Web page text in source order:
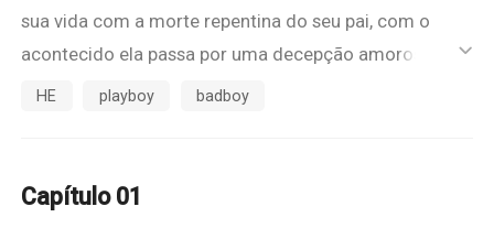
sua vida com a morte repentina do seu pai, com o
acontecido ela passa por uma decepção amorosa
com Pedro o dono do morro e aí então ela resolve
seu intuito é ajudar na sua comunidade do morro . O
ic_default
HE playboy badboy
Capítulo 01